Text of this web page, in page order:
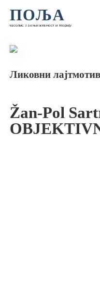
ПОЉА
часопис за књижевност и теорију
Ликовни лајтмотив
Žan-Pol